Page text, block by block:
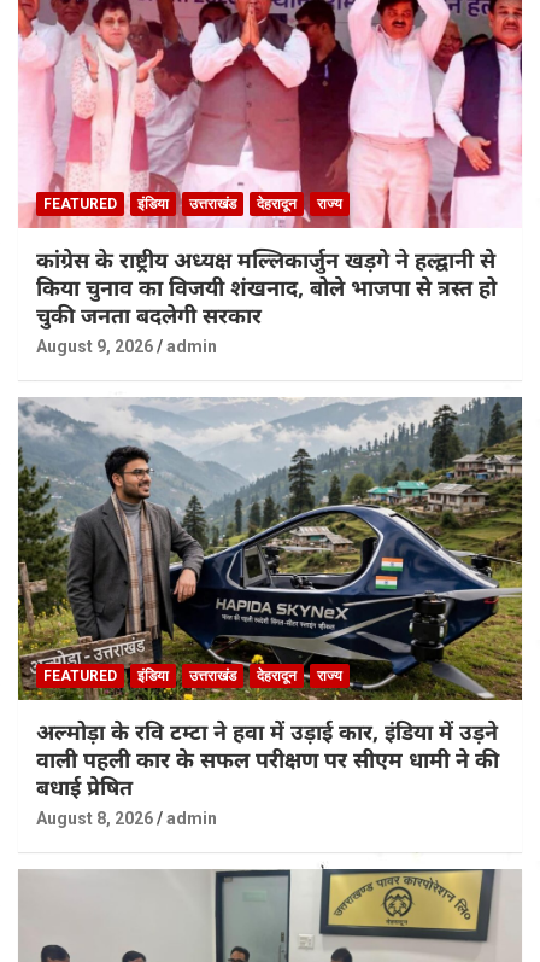
FEATURED इंडिया उत्तराखंड देहरादून राज्य
कांग्रेस के राष्ट्रीय अध्यक्ष मल्लिकार्जुन खड़गे ने हल्द्वानी से
किया चुनाव का विजयी शंखनाद, बोले भाजपा से त्रस्त हो
चुकी जनता बदलेगी सरकार
August 9, 2026 admin
FEATURED इंडिया उत्तराखंड देहरादून राज्य
अल्मोड़ा के रवि टम्टा ने हवा में उड़ाई कार, इंडिया में उड़ने
वाली पहली कार के सफल परीक्षण पर सीएम धामी ने की
बधाई प्रेषित
August 8, 2026 admin